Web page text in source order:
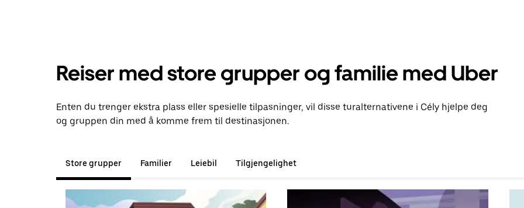
Reiser med store grupper og familie med Uber
Enten du trenger ekstra plass eller spesielle tilpasninger, vil disse turalternativene i Cély hjelpe deg
og gruppen din med å komme frem til destinasjonen.
Store grupper Familier Leiebil Tilgjengelighet